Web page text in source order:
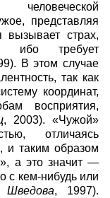
представляя
страх,
ибо требует
В этом случае
так как
координат,
восприятия,
, 2003). «Чужой»
отличаясь
и таким образом
а это значит —
с кем-нибудь или
Шведова, 1997).